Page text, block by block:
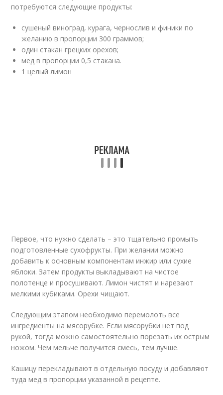
потребуются следующие продукты:
сушеный виноград, курага, чернослив и финики по
желанию в пропорции 300 граммов;
один стакан грецких орехов;
мед в пропорции 0,5 стакана.
1 целый лимон
Первое, что нужно сделать – это тщательно промыть
подготовленные сухофрукты. При желании можно
добавить к основным компонентам инжир или сухие
яблоки. Затем продукты выкладывают на чистое
полотенце и просушивают. Лимон чистят и нарезают
мелкими кубиками. Орехи чищают.
Следующим этапом необходимо перемолоть все
ингредиенты на мясорубке. Если мясорубки нет под
рукой, тогда можно самостоятельно порезать их острым
ножом. Чем мельче получится смесь, тем лучше.
Кашицу перекладывают в отдельную посуду и добавляют
туда мед в пропорции указанной в рецепте.